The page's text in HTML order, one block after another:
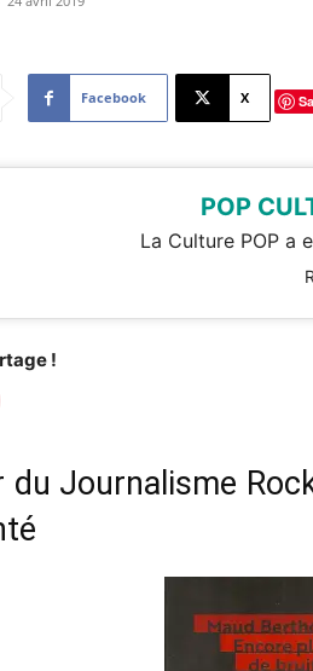
Facebook X
POP
La Culture POP a
!
du Journalisme